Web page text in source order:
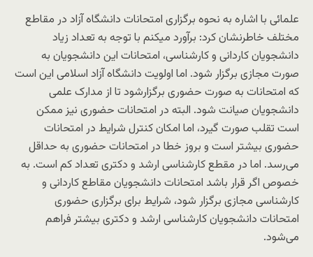
علمائی با اشاره به نحوه برگزاری امتحانات دانشگاه آزاد در مقاطع
مختلف خاطرنشان کرد: برآورد میکنم با توجه به تعداد زیاد
دانشجویان کاردانی و کارشناسی، امتحانات این دانشجویان به
صورت مجازی برگزار شود. اما اولویت دانشگاه آزاد اسلامی این است
که امتحانات به صورت حضوری برگزارشود تا از مدارک علمی
دانشجویان صیانت شود. البته در امتحانات حضوری نیز ممکن
است تقلب صورت گیرد، اما امکان کنترل شرایط در امتحانات
حضوری بیشتر است و بروز خطا در امتحانات حضوری به حداقل
می‌رسد. اما در مقطع کارشناسی ارشد و دکتری تعداد کم است. به
خصوص اگر قرار باشد امتحانات دانشجویان مقاطع کاردانی و
کارشناسی مجازی برگزار شود، شرایط برای برگزاری حضوری
امتحانات دانشجویان کارشناسی ارشد و دکتری بیشتر فراهم
می‌شود.